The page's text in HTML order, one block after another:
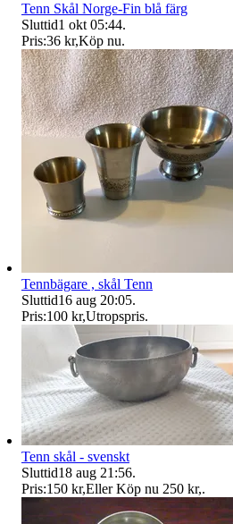
Tenn Skål Norge-Fin blå färg
Sluttid1 okt 05:44.
Pris:36 kr,Köp nu.
Tennbägare , skål Tenn
Sluttid16 aug 20:05.
Pris:100 kr,Utropspris.
Tenn skål - svenskt
Sluttid18 aug 21:56.
Pris:150 kr,Eller Köp nu 250 kr,.